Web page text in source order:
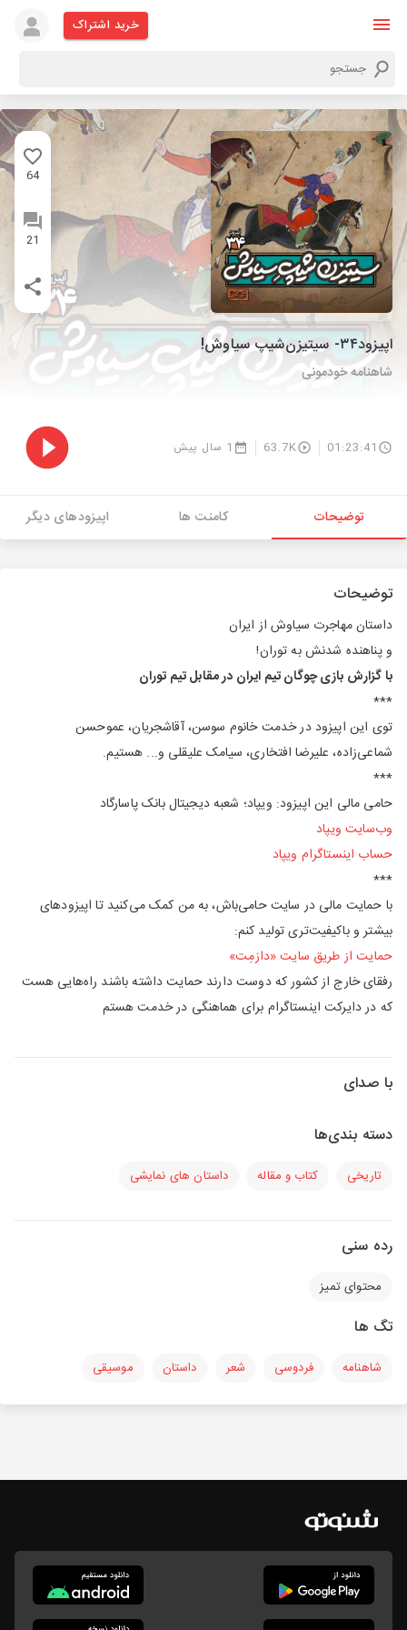
خرید اشتراک
64
21
اپیزود۳۴- سیتیزن‌شیپ سیاوش!
شاهنامه خودمونی
01:23:41
63.7K 1 سال پیش
توضیحات کامنت ها اپیزودهای دیگر
توضیحات
داستان مهاجرت سیاوش از ایران
و پناهنده شدنش به توران!
با گزارش بازی چوگان تیم ایران در مقابل تیم توران
***
توی این اپیزود در خدمت خانوم سوسن، آقاشجریان، عموحسن
شماعی‌زاده، علیرضا افتخاری، سیامک علیقلی و... هستیم.
***
حامی مالی این اپیزود: ویپاد؛ شعبه دیجیتال بانک پاسارگاد
وب‌سایت ویپاد
حساب اینستاگرام ویپاد
***
با حمایت مالی در سایت حامی‌باش، به من کمک می‌کنید تا اپیزودهای
بیشتر و باکیفیت‌تری تولید کنم:
حمایت از طریق سایت «دارَمِت»
رفقای خارج از کشور که دوست دارند حمایت داشته باشند راه‌هایی هست
که در دایرکت اینستاگرام برای هماهنگی در خدمت هستم
با صدای
دسته بندی‌ها
تاریخی کتاب و مقاله داستان های نمایشی
رده سنی
محتوای تمیز
تگ ها
شاهنامه فردوسی شعر داستان موسیقی